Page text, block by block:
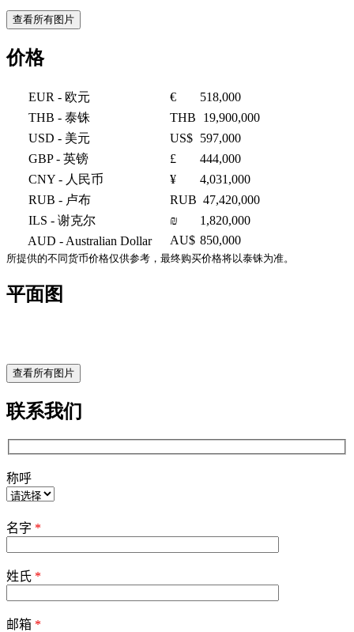
查看所有图片
价格
EUR - 欧元 €
518,000
THB - 泰铢 THB
19,900,000
USD - 美元 US$ 597,000
GBP- 英镑 £
444,000
CNY - 人民币 ¥
4,031,000
RUB - 卢布 RUB 47,420,000
ILS - 谢克尔 ₪
1,820,000
AUD - Australian Dollar AU$ 850,000
所提供的不同货币价格仅供参考，最终购买价格将以泰铢为准。
平面图
查看所有图片
联系我们
称呼
leave
this
field
empty.
名字 *
姓氏 *
邮箱 *